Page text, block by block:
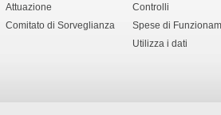
Attuazione
Comitato di Sorveglianza
Controlli
Spese di
Utilizza i dati